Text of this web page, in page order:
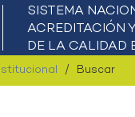
Buscar